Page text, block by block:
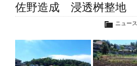
佐野造成 浸透桝整地
ニュース